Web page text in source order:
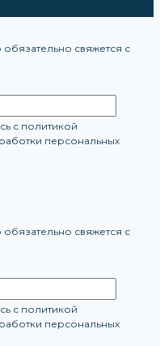
свяжется с
с политикой
персональных
свяжется с
с политикой
персональных